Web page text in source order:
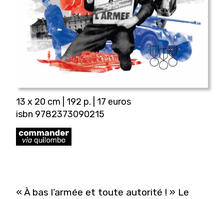
13 x 20 cm | 192 p. | 17 euros
isbn 9782373090215
« À bas l’armée et toute autorité ! » Le